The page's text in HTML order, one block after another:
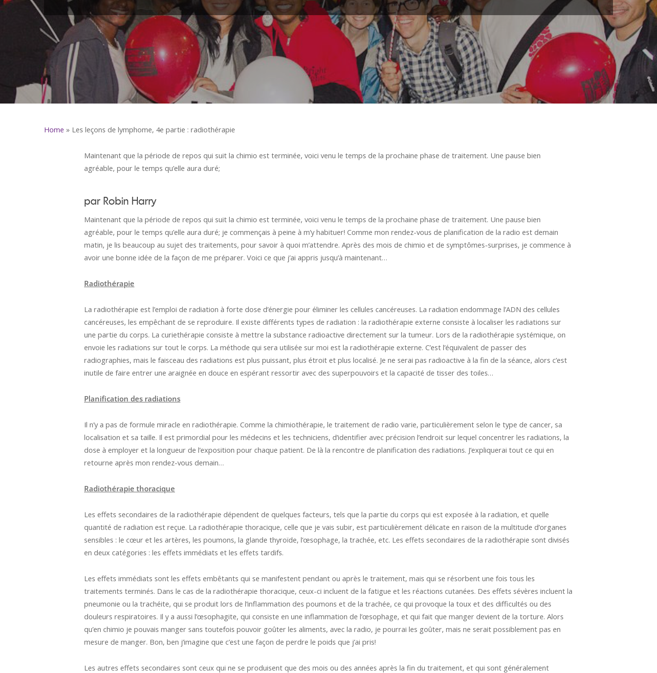
Home » Les leçons de lymphome, 4e partie : radiothérapie
Maintenant que la période de repos qui suit la chimio est terminée, voici venu le temps de la prochaine phase de traitement. Une pause bien
agréable, pour le temps qu’elle aura duré;
par Robin Harry
Maintenant que la période de repos qui suit la chimio est terminée, voici venu le temps de la prochaine phase de traitement. Une pause bien
agréable, pour le temps qu’elle aura duré; je commençais à peine à m’y habituer! Comme mon rendez-vous de planification de la radio est demain
matin, je lis beaucoup au sujet des traitements, pour savoir à quoi m’attendre. Après des mois de chimio et de symptômes-surprises, je commence à
avoir une bonne idée de la façon de me préparer. Voici ce que j’ai appris jusqu’à maintenant…
Radiothérapie
La radiothérapie est l’emploi de radiation à forte dose d’énergie pour éliminer les cellules cancéreuses. La radiation endommage l’ADN des cellules
cancéreuses, les empêchant de se reproduire. Il existe différents types de radiation : la radiothérapie externe consiste à localiser les radiations sur
une partie du corps. La curiethérapie consiste à mettre la substance radioactive directement sur la tumeur. Lors de la radiothérapie systémique, on
envoie les radiations sur tout le corps. La méthode qui sera utilisée sur moi est la radiothérapie externe. C’est l’équivalent de passer des
radiographies, mais le faisceau des radiations est plus puissant, plus étroit et plus localisé. Je ne serai pas radioactive à la fin de la séance, alors c’est
inutile de faire entrer une araignée en douce en espérant ressortir avec des superpouvoirs et la capacité de tisser des toiles…
Planification des radiations
Il n’y a pas de formule miracle en radiothérapie. Comme la chimiothérapie, le traitement de radio varie, particulièrement selon le type de cancer, sa
localisation et sa taille. Il est primordial pour les médecins et les techniciens, d’identifier avec précision l’endroit sur lequel concentrer les radiations, la
dose à employer et la longueur de l’exposition pour chaque patient. De là la rencontre de planification des radiations. J’expliquerai tout ce qui en
retourne après mon rendez-vous demain…
Radiothérapie thoracique
Les effets secondaires de la radiothérapie dépendent de quelques facteurs, tels que la partie du corps qui est exposée à la radiation, et quelle
quantité de radiation est reçue. La radiothérapie thoracique, celle que je vais subir, est particulièrement délicate en raison de la multitude d’organes
sensibles : le cœur et les artères, les poumons, la glande thyroïde, l’œsophage, la trachée, etc. Les effets secondaires de la radiothérapie sont divisés
en deux catégories : les effets immédiats et les effets tardifs.
Les effets immédiats sont les effets embêtants qui se manifestent pendant ou après le traitement, mais qui se résorbent une fois tous les
traitements terminés. Dans le cas de la radiothérapie thoracique, ceux-ci incluent de la fatigue et les réactions cutanées. Des effets sévères incluent la
pneumonie ou la trachéite, qui se produit lors de l’inflammation des poumons et de la trachée, ce qui provoque la toux et des difficultés ou des
douleurs respiratoires. Il y a aussi l’œsophagite, qui consiste en une inflammation de l’œsophage, et qui fait que manger devient de la torture. Alors
qu’en chimio je pouvais manger sans toutefois pouvoir goûter les aliments, avec la radio, je pourrai les goûter, mais ne serait possiblement pas en
mesure de manger. Bon, ben j’imagine que c’est une façon de perdre le poids que j’ai pris!
Les autres effets secondaires sont ceux qui ne se produisent que des mois ou des années après la fin du traitement, et qui sont généralement